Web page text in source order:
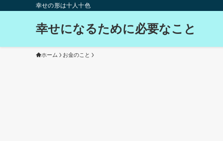
幸せの形は十人十色
幸せになるために必要なこと
ホーム お金のこと